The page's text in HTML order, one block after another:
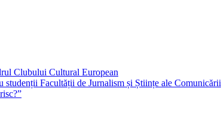
Clubului Cultural European
studenții Facultății de Jurnalism și Științe ale Comunicării